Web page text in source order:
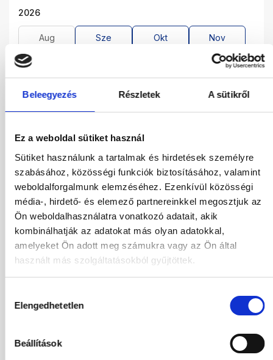
Beleegyezés Részletek A sütikről
Ez a weboldal sütiket használ
Sütiket használunk a tartalmak és hirdetések személyre
szabásához, közösségi funkciók biztosításához, valamint
weboldalforgalmunk elemzéséhez. Ezenkívül közösségi
média-, hirdető- és elemező partnereinkkel megosztjuk az
Ön weboldalhasználatra vonatkozó adatait, akik
kombinálhatják az adatokat más olyan adatokkal,
amelyeket Ön adott meg számukra vagy az Ön által
használt más szolgáltatásokból gyűjtöttek.
kiválasztása
Elengedhetetlen
Beállítások
2026
Aug Sze Okt Nov
2027
Jan Feb Már Ápr
Máj Jún
01.12.2026 - 05.12.2026(4 Éjszaka)
BudapestJáratinformációk
Kétágyas Standard Hátsó Kilátású Szoba
All Inclusive
488 190HUF
2Felnőttek,0 Gyermekek Kiválasztás
BudapestJáratinformációk